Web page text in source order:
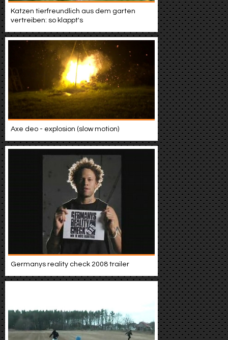
Katzen tierfreundlich aus dem garten
vertreiben: so klappt's
Axe deo - explosion (slow motion)
Germanys reality check 2008 trailer